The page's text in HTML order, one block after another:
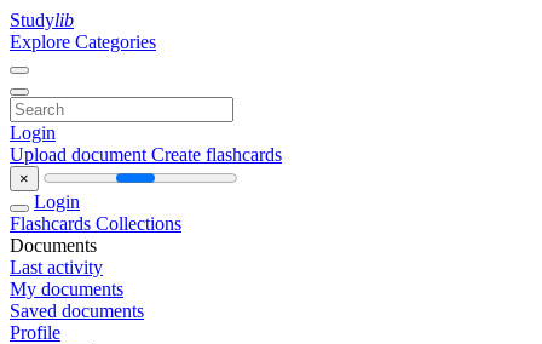
Studylib
Explore Categories
Login
Upload document Create flashcards
×
Login
Flashcards Collections
Documents
Last activity
My documents
Saved documents
Profile